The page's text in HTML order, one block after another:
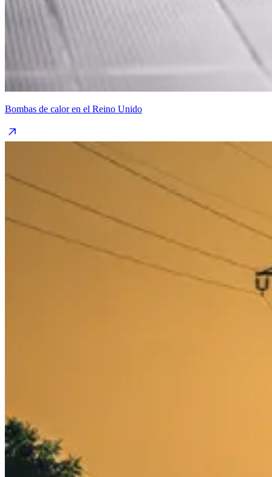
Bombas de calor en el Reino Unido